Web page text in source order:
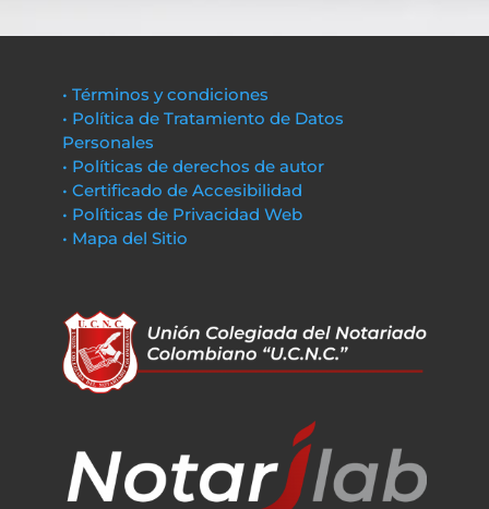
• Términos y condiciones
• Política de Tratamiento de Datos
Personales
• Políticas de derechos de autor
• Certificado de Accesibilidad
• Políticas de Privacidad Web
• Mapa del Sitio